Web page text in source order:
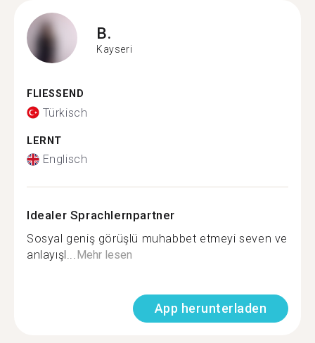
B.
Kayseri
FLIESSEND
Türkisch
LERNT
Englisch
Idealer Sprachlernpartner
Sosyal geniş görüşlü muhabbet etmeyi seven ve
anlayışl...Mehr lesen
App herunterladen